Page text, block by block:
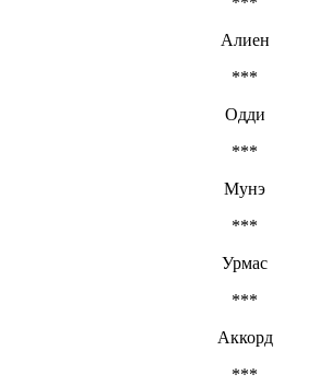
Алиен
***
Одди
***
Мунэ
***
Урмас
***
Аккорд
***